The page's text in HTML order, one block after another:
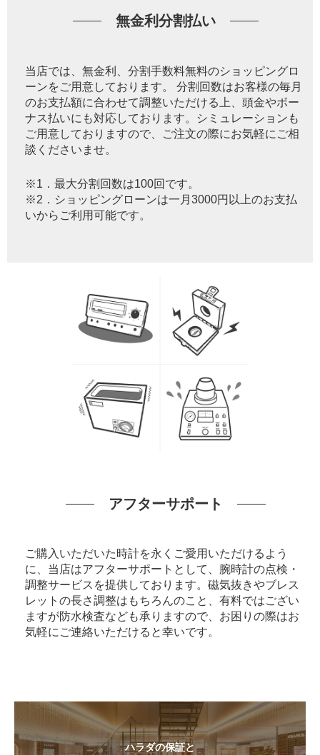
無金利分割払い
当店では、無金利、分割手数料無料のショッピングロ
ーンをご用意しております。 分割回数はお客様の毎月
のお支払額に合わせて調整いただける上、頭金やボー
ナス払いにも対応しております。シミュレーションも
ご用意しておりますので、ご注文の際にお気軽にご相
談くださいませ。
※1．最大分割回数は100回です。
※2．ショッピングローンは一月3000円以上のお支払
いからご利用可能です。
アフターサポート
ご購入いただいた時計を永くご愛用いただけるよう
に、当店はアフターサポートとして、腕時計の点検・
調整サービスを提供しております。磁気抜きやブレス
レットの長さ調整はもちろんのこと、有料ではござい
ますが防水検査なども承りますので、お困りの際はお
気軽にご連絡いただけると幸いです。
ハラダの保証と